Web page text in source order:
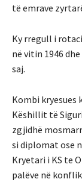
të emrave
Ky rregull i
në vitin 1946
saj.
Kombi kryesues
Këshillit të
zgjidhë
si diplomat ose
Kryetari i KS te
palëve në